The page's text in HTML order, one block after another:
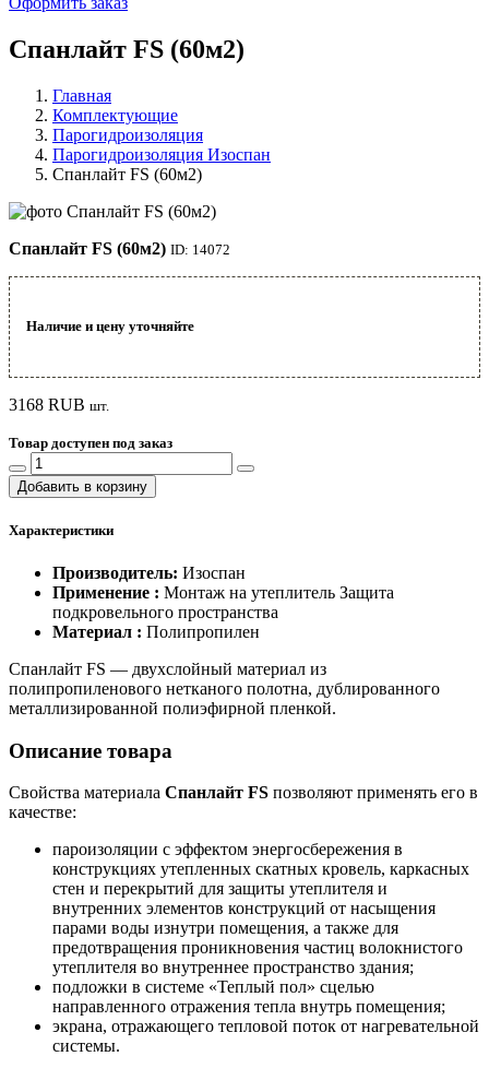
Спанлайт FS (60м2)
Главная
Комплектующие
Парогидроизоляция
Парогидроизоляция Изоспан
Спанлайт FS (60м2)
Спанлайт FS (60м2) ID: 14072
Наличие и цену уточняйте
3168 RUB шт.
Товар доступен под заказ
Добавить в корзину
Характеристики
Производитель: Изоспан
Применение : Монтаж на утеплитель Защита
подкровельного пространства
Материал : Полипропилен
Спанлайт FS — двухслойный материал из
полипропиленового нетканого полотна, дублированного
металлизированной полиэфирной пленкой.
Описание товара
Свойства материала Спанлайт FS позволяют применять его в
качестве:
пароизоляции с эффектом энергосбережения в
конструкциях утепленных скатных кровель, каркасных
стен и перекрытий для защиты утеплителя и
внутренних элементов конструкций от насыщения
парами воды изнутри помещения, а также для
предотвращения проникновения частиц волокнистого
утеплителя во внутреннее пространство здания;
подложки в системе «Теплый пол» сцелью
направленного отражения тепла внутрь помещения;
экрана, отражающего тепловой поток от нагревательной
системы.